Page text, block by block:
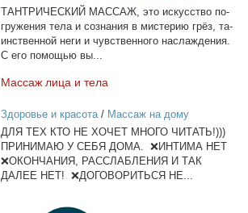
ТАНТРИЧЕСКИЙ МАССАЖ, это ис­кус­ство по­
гру­же­ния те­ла и со­зна­ния в ми­сте­рию грёз, та­
ин­ствен­ной неги и чув­ствен­но­го на­сла­жде­ния.
С его по­мо­щью вы...
Мас­саж ли­ца и те­ла
Здоровье и красота/ Массаж на дому
ДЛЯ ТЕХ КТО НЕ ХОЧЕТ МНОГО ЧИТАТЬ!)))
ПРИНИМАЮ У СЕБЯ ДОМА. ❌ИНТИМА НЕТ
❌ОКОНЧАНИЯ, РАССЛАБЛЕНИЯ И ТАК
ДАЛЕЕ НЕТ! ❌ДОГОВОРИТЬСЯ НЕ...